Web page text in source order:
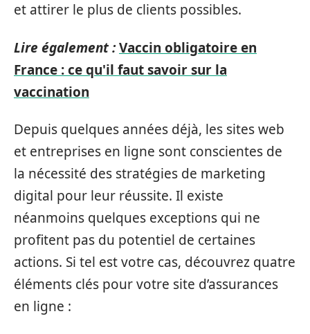
et attirer le plus de clients possibles.
Lire également :Vaccin obligatoire en
France : ce qu'il faut savoir sur la
vaccination
Depuis quelques années déjà, les sites web
et entreprises en ligne sont conscientes de
la nécessité des stratégies de marketing
digital pour leur réussite. Il existe
néanmoins quelques exceptions qui ne
profitent pas du potentiel de certaines
actions. Si tel est votre cas, découvrez quatre
éléments clés pour votre site d’assurances
en ligne :